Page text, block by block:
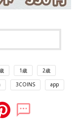
1歳 2歳
3COINS app